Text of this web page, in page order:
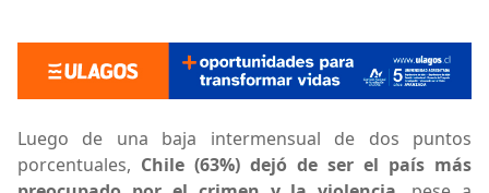
Luego de una baja intermensual de dos puntos
porcentuales, Chile (63%) dejó de ser el país más